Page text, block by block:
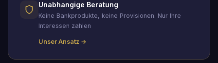
Unabhangige Beratung
Keine Bankprodukte, keine Provisionen. Nur Ihre
Interessen zahlen
Unser Ansatz →